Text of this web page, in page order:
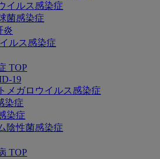
イルス感染症
菌感染症
炎
ルス感染症
TOP
19
メガロウイルス感染症
染症
染症
陰性菌感染症
TOP